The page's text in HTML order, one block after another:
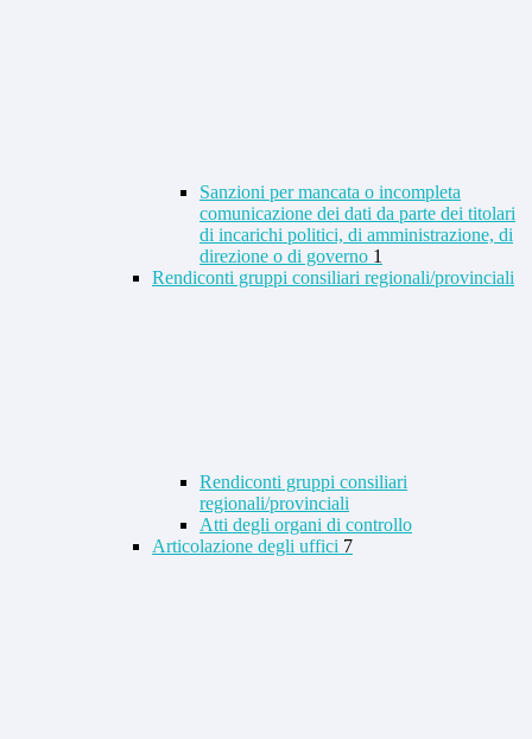
Sanzioni per mancata o incompleta
comunicazione dei dati da parte dei titolari
di incarichi politici, di amministrazione, di
direzione o di governo 1
Rendiconti gruppi consiliari regionali/provinciali
Rendiconti gruppi consiliari
regionali/provinciali
Atti degli organi di controllo
Articolazione degli uffici 7